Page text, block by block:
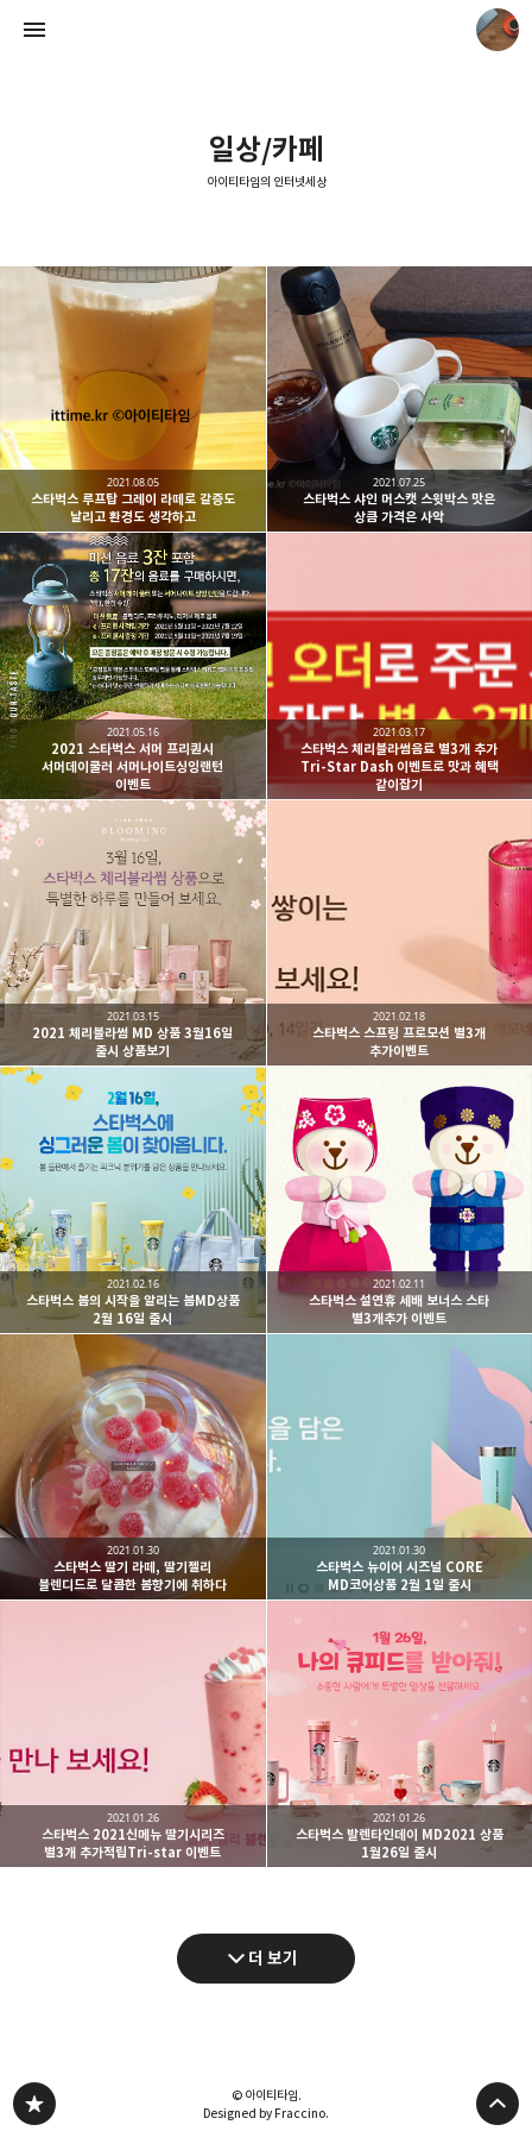
일상/카페
아이티타임의 인터넷세상
스타벅스 루프탑 그레이 라떼로 갈증도
날리고 환경도 생각하고
2021.08.05
스타벅스 샤인 머스캣 스윗박스 맛은
상큼 가격은 사악
2021.07.25
2021 스타벅스 서머 프리퀀시
서머데이쿨러 서머나이트싱잉랜턴
이벤트
2021.05.16
스타벅스 체리블라썸음료 별3개 추가
Tri-Star Dash 이벤트로 맛과 혜택
같이잡기
2021.03.17
2021 체리블라썸 MD 상품 3월16일
출시 상품보기
2021.03.15
스타벅스 스프링 프로모션 별3개
추가이벤트
2021.02.18
스타벅스 봄의 시작을 알리는 봄MD상품
2월 16일 출시
2021.02.16
스타벅스 설연휴 세배 보너스 스타
별3개추가 이벤트
2021.02.11
스타벅스 딸기 라떼, 딸기젤리
블렌디드로 달콤한 봄향기에 취하다
2021.01.30
스타벅스 뉴이어 시즈널 CORE
MD코어상품 2월 1일 출시
2021.01.30
스타벅스 2021신메뉴 딸기시리즈
별3개 추가적립Tri-star 이벤트
2021.01.26
스타벅스 발렌타인데이 MD2021 상품
1월26일 출시
2021.01.26
더 보기
아이티타임의 인터넷세상
아이티타임
© 아이티타임.
Designed by Fraccino.